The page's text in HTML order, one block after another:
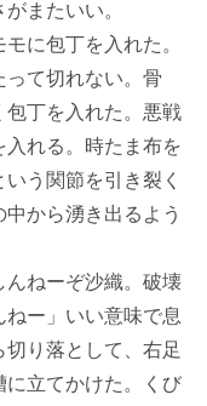
またいい。
に包丁を入れた。
て切れない。骨
包丁を入れた。悪戦
れる。時たま布を
う関節を引き裂く
から湧き出るよう
んねーぞ沙織。破壊
ー」いい意味で息
り落として、右足
に立てかけた。くび